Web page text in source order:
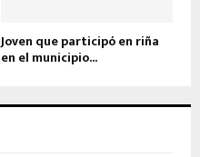
Joven que participó en riña
en el municipio...